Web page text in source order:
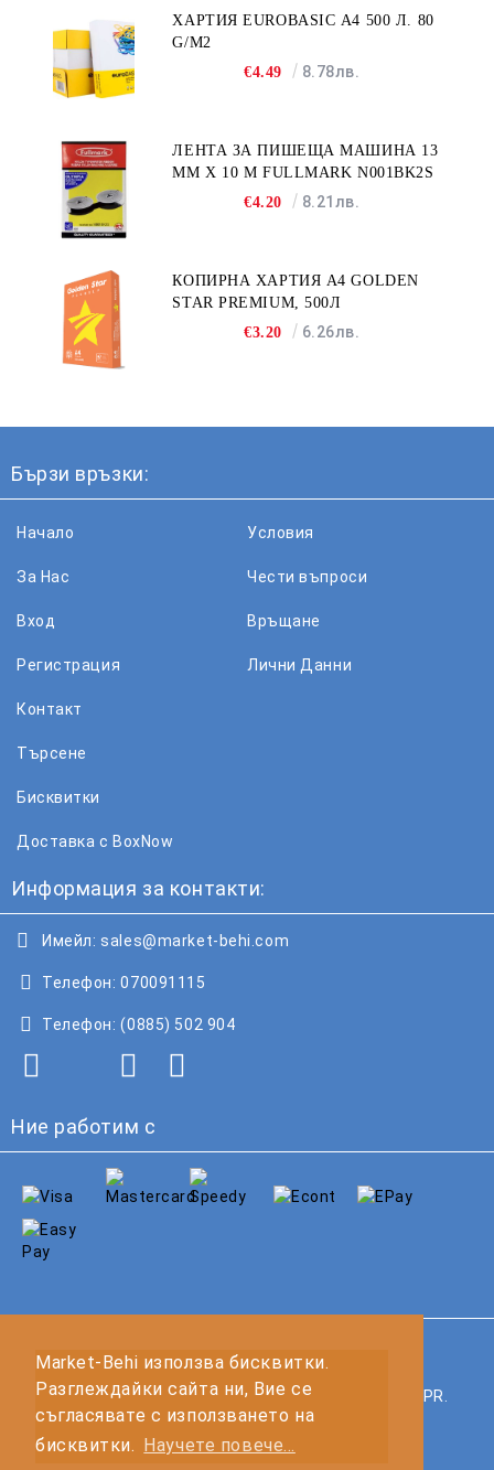
Market-Behi използва бисквитки.
Разглеждайки сайта ни, Вие се
съгласявате с използването на
бисквитки.
Научете повече...
ХАРТИЯ EUROBASIC А4 500 Л. 80
G/M2
€4.49
8.78лв.
ЛЕНТА ЗА ПИШЕЩА МАШИНА 13
MM X 10 M FULLMARK N001BK2S
€4.20
8.21лв.
КОПИРНА ХАРТИЯ A4 GOLDEN
STAR PREMIUM, 500Л
€3.20
6.26лв.
Бързи връзки:
Начало
За Нас
Вход
Регистрация
Условия
Чести въпроси
Връщане
Лични Данни
Контакт
Търсене
Бисквитки
Доставка с BoxNow
Информация за контакти:
Имейл: sales@market-behi.com
Телефон: 070091115
Телефон: (0885) 502 904
Ние работим с
GDPR
Нашият онлайн магазин е 100% съобразен с GDPR.